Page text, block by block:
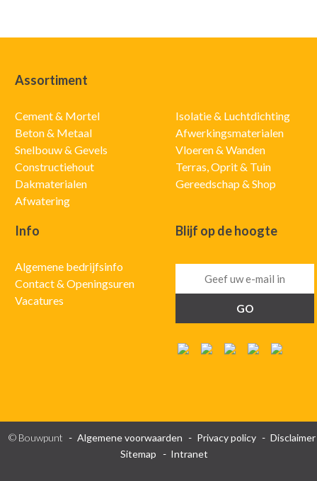
Assortiment
Cement & Mortel
Beton & Metaal
Snelbouw & Gevels
Constructiehout
Dakmaterialen
Afwatering
Isolatie & Luchtdichting
Afwerkingsmaterialen
Vloeren & Wanden
Terras, Oprit & Tuin
Gereedschap & Shop
Info
Algemene bedrijfsinfo
Contact & Openingsuren
Vacatures
Blijf op de hoogte
© Bouwpunt Algemene voorwaarden Privacy policy
Disclaimer
Sitemap
Intranet